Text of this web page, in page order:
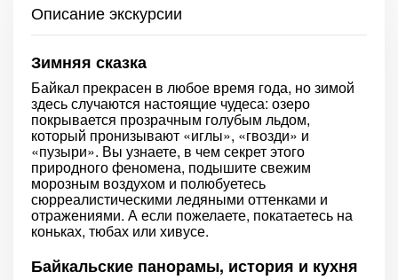
Описание экскурсии
Зимняя сказка
Байкал прекрасен в любое время года, но зимой
здесь случаются настоящие чудеса: озеро
покрывается прозрачным голубым льдом,
который пронизывают «иглы», «гвозди» и
«пузыри». Вы узнаете, в чем секрет этого
природного феномена, подышите свежим
морозным воздухом и полюбуетесь
сюрреалистическими ледяными оттенками и
отражениями. А если пожелаете, покатаетесь на
коньках, тюбах или хивусе.
Байкальские панорамы, история и кухня